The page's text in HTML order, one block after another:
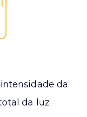
da
da luz